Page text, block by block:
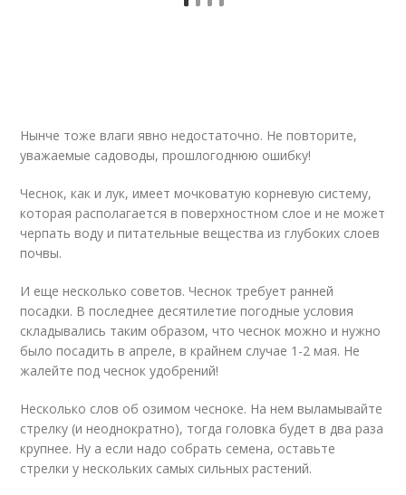
Нынче тоже влаги явно недостаточно. Не повторите,
уважаемые садоводы, прошлогоднюю ошибку!
Чеснок, как и лук, имеет мочковатую корневую систему,
которая располагается в поверхностном слое и не может
черпать воду и питательные вещества из глубоких слоев
почвы.
И еще несколько советов. Чеснок требует ранней
посадки. В последнее десятилетие погодные условия
складывались таким образом, что чеснок можно и нужно
было посадить в апреле, в крайнем случае 1-2 мая. Не
жалейте под чеснок удобрений!
Несколько слов об озимом чесноке. На нем выламывайте
стрелку (и неоднократно), тогда головка будет в два раза
крупнее. Ну а если надо собрать семена, оставьте
стрелки у нескольких самых сильных растений.